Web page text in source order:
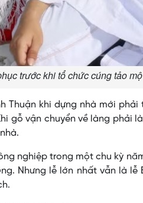
trước khi tổ chức cúng tảo
Thuận khi dựng nhà mới
gỗ vận chuyển về làng phải
nghiệp trong một chu kỳ
Nhưng lễ lớn nhất vẫn là